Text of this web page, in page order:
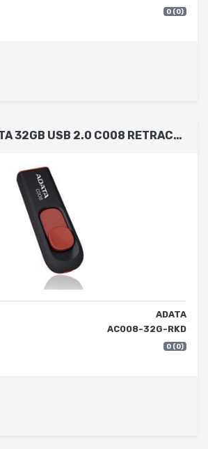
0 (0)
MEMORIA ADATA 32GB USB 2.0 C008 RETRACTIL NEGRO-ROJO (AC008-32G-RKD)
ADATA
AC008-32G-RKD
0 (0)